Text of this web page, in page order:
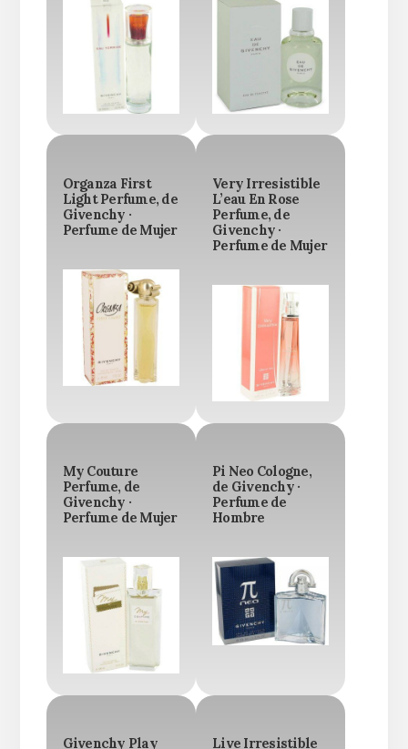
Organza First
Light Perfume, de
Givenchy ·
Perfume de Mujer
Very Irresistible
L’eau En Rose
Perfume, de
Givenchy ·
Perfume de Mujer
My Couture
Perfume, de
Givenchy ·
Perfume de Mujer
Pi Neo Cologne,
de Givenchy ·
Perfume de
Hombre
Givenchy Play Live Irresistible